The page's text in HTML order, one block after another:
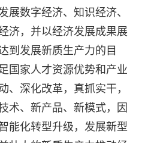
展数字经济、知识经济、
济，并以经济发展成果展
到发展新质生产力的目
国家人才资源优势和产业
、深化改革，真抓实干，
术、新产品、新模式，因
能化转型升级，发展新型